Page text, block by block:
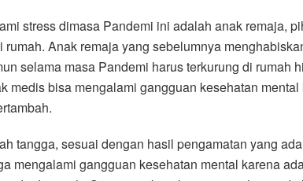
stress dimasa Pandemi ini adalah anak remaja,
Anak remaja yang sebelumnya
selama masa Pandemi harus terkurung di
medis bisa mengalami gangguan kesehatan
tangga, sesuai dengan hasil pengamatan yang
mengalami gangguan kesehatan mental karena